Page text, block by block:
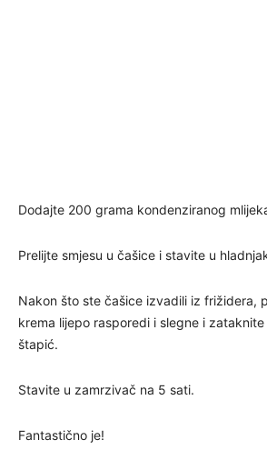
Dodajte 200 grama kondenziranog
Prelijte smjesu u čašice i stavite u
Nakon što ste čašice izvadili iz frižidera,
krema lijepo rasporedi i slegne i
štapić.
Stavite u zamrzivač na 5 sati.
Fantastično je!